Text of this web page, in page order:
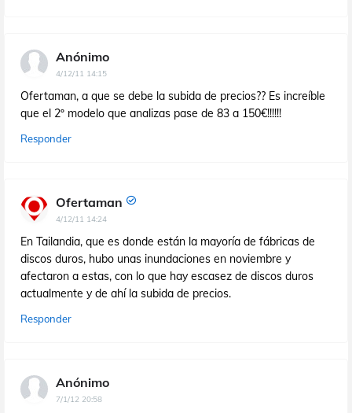
Anónimo
4/12/11 14:15
Ofertaman, a que se debe la subida de precios?? Es increíble
que el 2º modelo que analizas pase de 83 a 150€!!!!!!
Responder
Ofertaman
4/12/11 14:24
En Tailandia, que es donde están la mayoría de fábricas de
discos duros, hubo unas inundaciones en noviembre y
afectaron a estas, con lo que hay escasez de discos duros
actualmente y de ahí la subida de precios.
Responder
Anónimo
7/1/12 20:58